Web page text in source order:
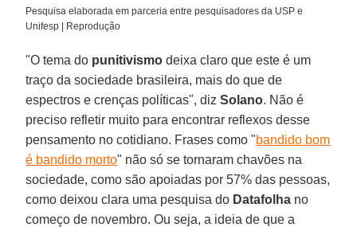
Pesquisa elaborada em parceria entre pesquisadores da USP e
Unifesp | Reprodução
"O tema do punitivismo deixa claro que este é um
traço da sociedade brasileira, mais do que de
espectros e crenças políticas", dizSolano. Não é
preciso refletir muito para encontrar reflexos desse
pensamento no cotidiano. Frases como "bandido bom
é bandido morto" não só se tornaram chavões na
sociedade, como são apoiadas por 57% das pessoas,
como deixou clara uma pesquisa do Datafolha no
começo de novembro. Ou seja, a ideia de que a